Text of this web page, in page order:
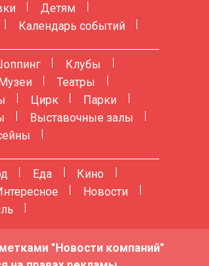
Детям
Календарь событий
Клубы
Театры
Цирк
Парки
Выставочные залы
Еда
Кино
Новости
"Новости компаний"